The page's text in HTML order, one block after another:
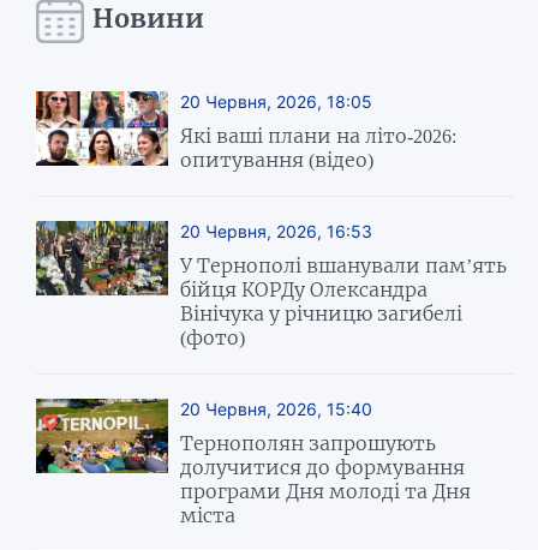
Новини
20 Червня, 2026, 18:05
Які ваші плани на літо-2026:
опитування (відео)
20 Червня, 2026, 16:53
У Тернополі вшанували пам’ять
бійця КОРДу Олександра
Вінічука у річницю загибелі
(фото)
20 Червня, 2026, 15:40
Тернополян запрошують
долучитися до формування
програми Дня молоді та Дня
міста